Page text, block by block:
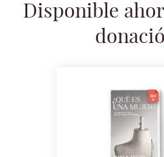
Disponible